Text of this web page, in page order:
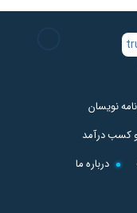
نویسان
کسب درآمد
درباره ما